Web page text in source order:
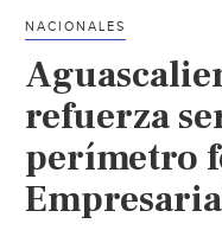
NACIONALES
refuerza
perímetro